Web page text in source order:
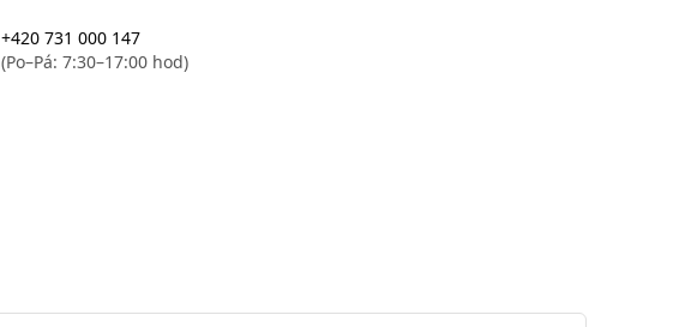
+420 731 000 147
(Po–Pá: 7:30–17:00 hod)